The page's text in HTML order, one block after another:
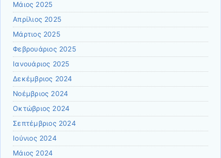
Μάιος 2025
Απρίλιος 2025
Μάρτιος 2025
Φεβρουάριος 2025
Ιανουάριος 2025
Δεκέμβριος 2024
Νοέμβριος 2024
Οκτώβριος 2024
Σεπτέμβριος 2024
Ιούνιος 2024
Μάιος 2024